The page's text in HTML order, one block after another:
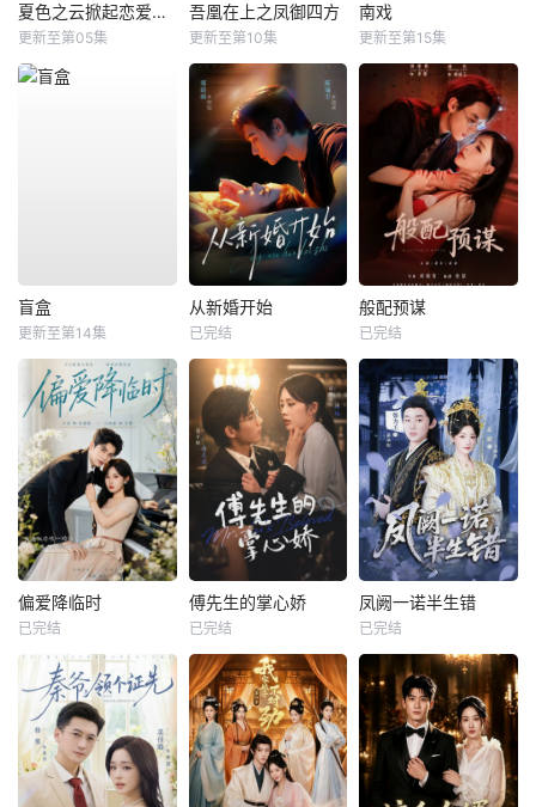
夏色之云掀起恋爱与风暴
更新至第05集
吾凰在上之凤御四方
更新至第10集
南戏
更新至第15集
盲盒
更新至第14集
从新婚开始
已完结
般配预谋
已完结
偏爱降临时
已完结
傅先生的掌心娇
已完结
凤阙一诺半生错
已完结